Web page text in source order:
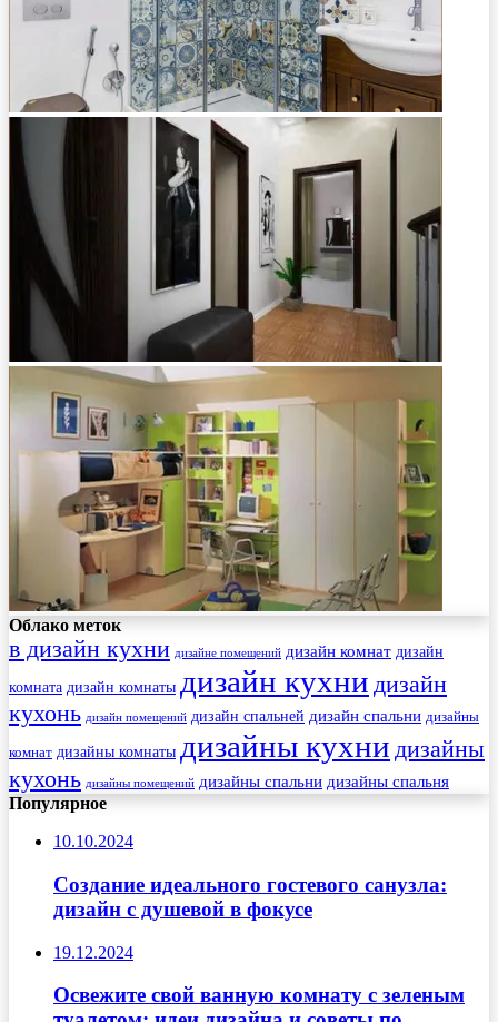
Облако меток
в дизайн кухни дизайне помещений дизайн комнат дизайн
комната дизайн комнаты дизайн кухни дизайн
кухонь дизайн помещений дизайн спальней дизайн спальни дизайны
комнат дизайны комнаты дизайны кухни дизайны
кухонь дизайны помещений дизайны спальни дизайны спальня
Популярное
10.10.2024
Создание идеального гостевого санузла:
дизайн с душевой в фокусе
19.12.2024
Освежите свой ванную комнату с зеленым